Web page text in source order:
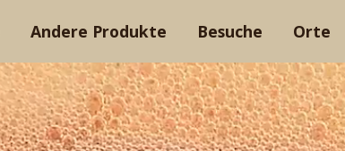
Andere Produkte Besuche Orte